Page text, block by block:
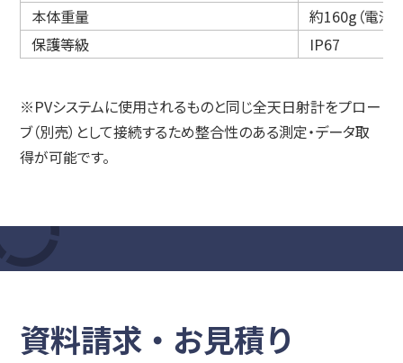
本体重量
約160g（電池
保護等級
IP67
※PVシステムに使用されるものと同じ全天日射計をプロー
ブ（別売）として接続するため整合性のある測定・データ取
得が可能です。
資料請求・お見積り